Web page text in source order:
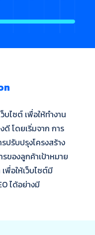
ไซต์ เพื่อให้ทํางาน
โดยเริ่มจาก การ
ปรับปรุงโครงสร้าง
ของลูกค้าเป้าหมาย
พื่อให้เว็บไซต์มี
ได้อย่างมี